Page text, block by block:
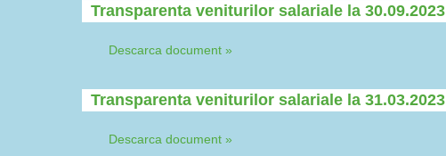
Transparenta veniturilor salariale la 30.09.2023
Descarca document »
Transparenta veniturilor salariale la 31.03.2023
Descarca document »